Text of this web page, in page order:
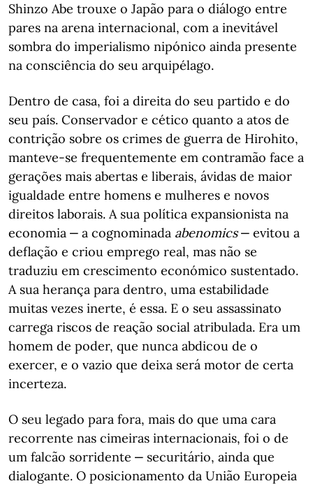
Shinzo Abe trouxe o Japão para o diálogo entre
pares na arena internacional, com a inevitável
sombra do imperialismo nipónico ainda presente
na consciência do seu arquipélago.
Dentro de casa, foi a direita do seu partido e do
seu país. Conservador e cético quanto a atos de
contrição sobre os crimes de guerra de Hirohito,
manteve-se frequentemente em contramão face a
gerações mais abertas e liberais, ávidas de maior
igualdade entre homens e mulheres e novos
direitos laborais. A sua política expansionista na
economia ‒ a cognominada abenomics‒ evitou a
deflação e criou emprego real, mas não se
traduziu em crescimento económico sustentado.
A sua herança para dentro, uma estabilidade
muitas vezes inerte, é essa. E o seu assassinato
carrega riscos de reação social atribulada. Era um
homem de poder, que nunca abdicou de o
exercer, e o vazio que deixa será motor de certa
incerteza.
O seu legado para fora, mais do que uma cara
recorrente nas cimeiras internacionais, foi o de
um falcão sorridente ‒ securitário, ainda que
dialogante. O posicionamento da União Europeia